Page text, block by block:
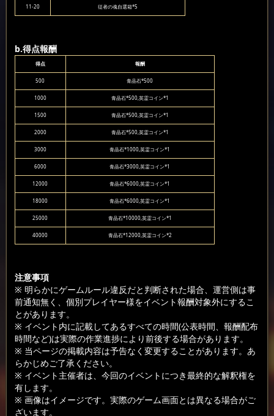
11-20 従者の魂自選箱*5
b.得点報酬
得点 報酬
500 青晶石*500
1000 青晶石*500,英霊コイン*1
1500 青晶石*500,英霊コイン*1
2000 青晶石*500,英霊コイン*1
3000 青晶石*1000,英霊コイン*1
6000 青晶石*3000,英霊コイン*1
12000 青晶石*6000,英霊コイン*1
18000 青晶石*6000,英霊コイン*1
25000 青晶石*10000,英霊コイン*1
40000 青晶石*12000,英霊コイン*2
注意事項
※ 明らかにゲームルール違反だと判断された場合、運営側は事
前通知無く、個別プレイヤー様をイベント報酬対象外にするこ
とがあります。
※ イベント内に記載してあるすべての時間(公表時間、報酬配布
時間など)は実際の作業進捗により前後する場合があります。
※ 当ページの掲載内容は予告なく変更することがあります。あ
らかじめご了承ください。
※ イベント主催者は、今回のイベントにつき最終的な解釈権を
有します。
※ 画像はイメージです。実際のゲーム画面とは異なる場合がご
ざいます。